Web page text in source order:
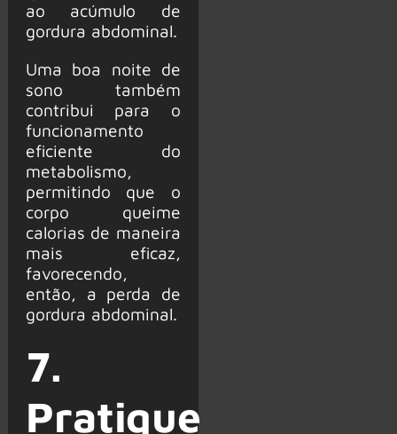
ao acúmulo de
gordura abdominal.
Uma boa noite de
sono também
contribui para o
funcionamento
eficiente do
metabolismo,
permitindo que o
corpo queime
calorias de maneira
mais eficaz,
favorecendo,
então, a perda de
gordura abdominal.
7.
Pratique